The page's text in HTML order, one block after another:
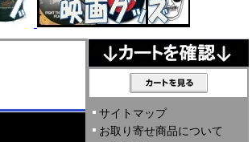
サイトマップ
お取り寄せ商品について